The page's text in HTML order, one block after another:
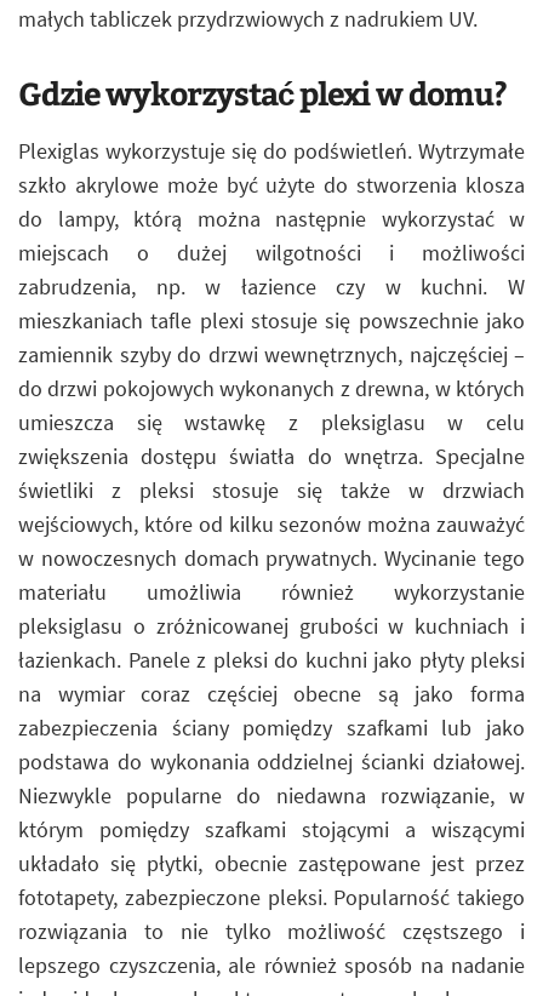
małych tabliczek przydrzwiowych z nadrukiem UV.
Gdzie wykorzystać plexi w domu?
Plexiglas wykorzystuje się do podświetleń. Wytrzymałe
szkło akrylowe może być użyte do stworzenia klosza
do lampy, którą można następnie wykorzystać w
miejscach o dużej wilgotności i możliwości
zabrudzenia, np. w łazience czy w kuchni. W
mieszkaniach tafle plexi stosuje się powszechnie jako
zamiennik szyby do drzwi wewnętrznych, najczęściej –
do drzwi pokojowych wykonanych z drewna, w których
umieszcza się wstawkę z pleksiglasu w celu
zwiększenia dostępu światła do wnętrza. Specjalne
świetliki z pleksi stosuje się także w drzwiach
wejściowych, które od kilku sezonów można zauważyć
w nowoczesnych domach prywatnych. Wycinanie tego
materiału umożliwia również wykorzystanie
pleksiglasu o zróżnicowanej grubości w kuchniach i
łazienkach. Panele z pleksi do kuchni jako płyty pleksi
na wymiar coraz częściej obecne są jako forma
zabezpieczenia ściany pomiędzy szafkami lub jako
podstawa do wykonania oddzielnej ścianki działowej.
Niezwykle popularne do niedawna rozwiązanie, w
którym pomiędzy szafkami stojącymi a wiszącymi
układało się płytki, obecnie zastępowane jest przez
fototapety, zabezpieczone pleksi. Popularność takiego
rozwiązania to nie tylko możliwość częstszego i
lepszego czyszczenia, ale również sposób na nadanie